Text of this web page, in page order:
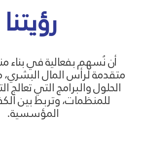
رؤيتنا
أن نُسهم بفعالية في بناء
متقدمة لرأس المال
الحلول والبرامج التي تعالج
للمنظمات، وتربط بين
المؤسسية.